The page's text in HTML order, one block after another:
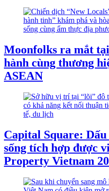
Moonfolks ra mắt
hành cùng thương
ASEAN
Capital Square:
sống tích hợp được
Property Vietnam